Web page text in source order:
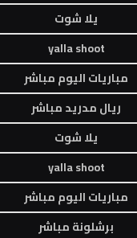
يلا شوت
yalla shoot
مباريات اليوم مباشر
ريال مدريد مباشر
يلا شوت
yalla shoot
مباريات اليوم مباشر
برشلونة مباشر